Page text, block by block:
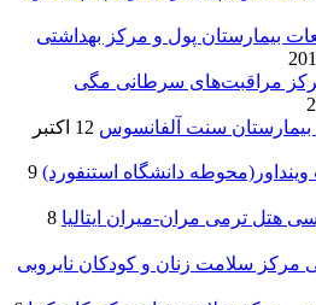
بیمارستان پول و مرکز بهداشتی
مراقبت‌های سرطانی مگی
بیمارستان سنت آلفانسوس
12 اکتبر
دانشگاه استنفورد) 9
هتل ترمی مران-میران ایتالیا 8
مرکز سلامت زنان و کودکان نایروبی